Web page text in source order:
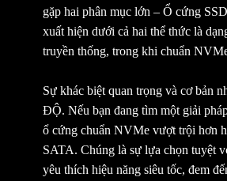
gặp hai phân mục lớn – Ổ cứng
xuất hiện dưới cả hai thể thức là
truyền thống, trong khi chuẩn
Sự khác biệt quan trọng và cơ bản
ĐỘ. Nếu bạn đang tìm một giải
ổ cứng chuẩn NVMe vượt trội hơn
SATA. Chúng là sự lựa chọn tuyệt
yêu thích hiệu năng siêu tốc, đem